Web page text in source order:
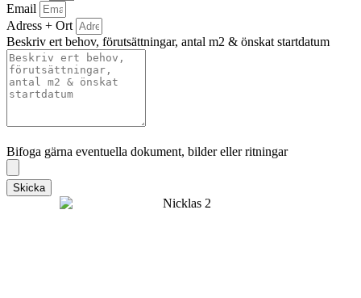
Email
Adress + Ort
Beskriv ert behov, förutsättningar, antal m2 & önskat startdatum
Bifoga gärna eventuella dokument, bilder eller ritningar
Skicka